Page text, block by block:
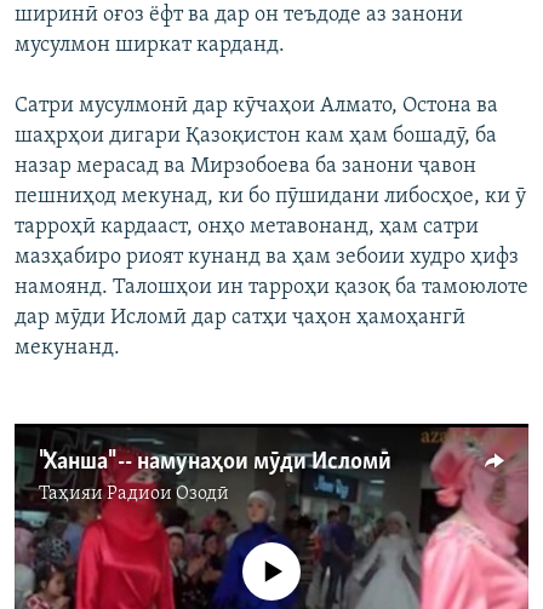
ширинӣ оғоз ёфт ва дар он теъдоде аз занони
мусулмон ширкат карданд.
Сатри мусулмонӣ дар кӯчаҳои Алмато, Остона ва
шаҳрҳои дигари Қазоқистон кам ҳам бошадӯ, ба
назар мерасад ва Мирзобоева ба занони ҷавон
пешниҳод мекунад, ки бо пӯшидани либосҳое, ки ӯ
тарроҳӣ кардааст, онҳо метавонанд, ҳам сатри
мазҳабиро риоят кунанд ва ҳам зебоии худро ҳифз
намоянд. Талошҳои ин тарроҳи қазоқ ба тамоюлоте
дар мӯди Исломӣ дар сатҳи ҷаҳон ҳамоҳангӣ
мекунанд.
"Ханша" -- намунаҳои мӯди Исломӣ
ТаҳияиРадиои Озодӣ
Феълан кор намекунад